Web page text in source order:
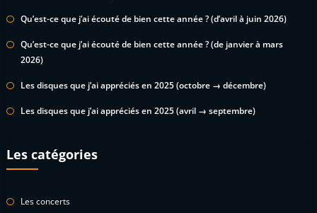
Qu’est-ce que j’ai écouté de bien cette année ? (d’avril à juin 2026)
Qu’est-ce que j’ai écouté de bien cette année ? (de janvier à mars
2026)
Les disques que j’ai appréciés en 2025 (octobre → décembre)
Les disques que j’ai appréciés en 2025 (avril → septembre)
Les catégories
Les concerts